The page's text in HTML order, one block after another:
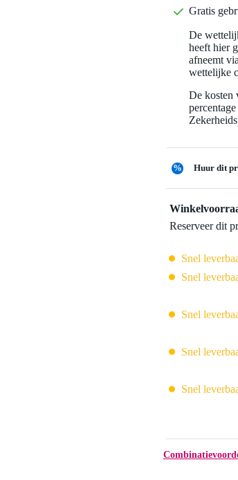
Gratis
De
heeft hier
afneemt
wettelijke
De kosten
% Huur dit
Reserveer dit
Snel
Snel
Snel
Snel
Snel